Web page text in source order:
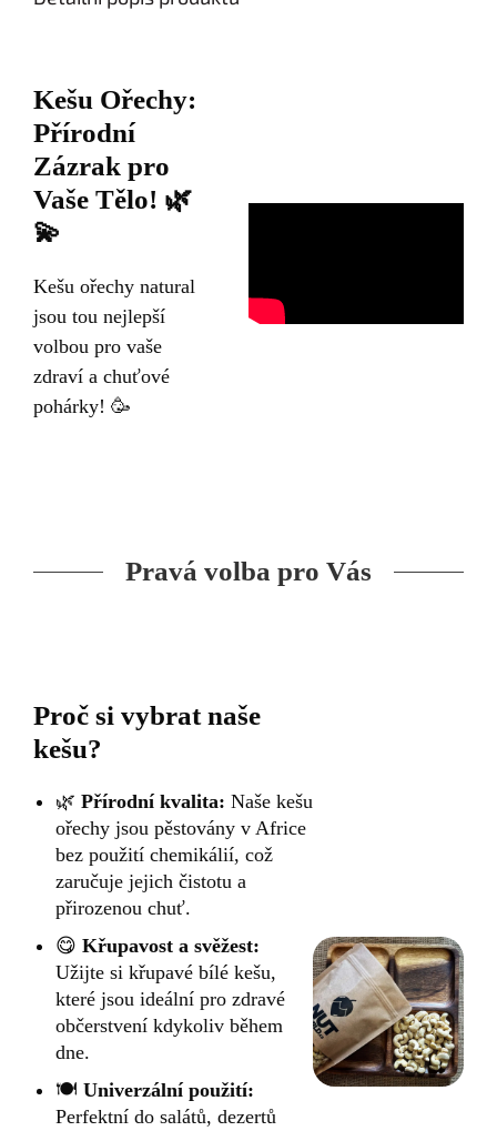
Kešu Ořechy:
Přírodní
Zázrak pro
Vaše Tělo! 🌿
💫
Kešu ořechy natural
jsou tou nejlepší
volbou pro vaše
zdraví a chuťové
pohárky! 🥳
Pravá volba pro Vás
Proč si vybrat naše
kešu?
🌿 Přírodní kvalita: Naše kešu
ořechy jsou pěstovány v Africe
bez použití chemikálií, což
zaručuje jejich čistotu a
přirozenou chuť.
😋 Křupavost a svěžest:
Užijte si křupavé bílé kešu,
které jsou ideální pro zdravé
občerstvení kdykoliv během
dne.
🍽 Univerzální použití:
Perfektní do salátů, dezertů